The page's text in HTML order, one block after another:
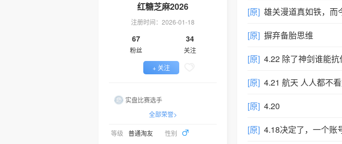
红糖芝麻2026
注册时间：2026-01-18
67
粉丝
34
关注
+ 关注
实盘比赛选手
全部荣誉>
等级 普通淘友
性别
[原] 雄关漫道真如铁，而今迈
[原] 摒弃备胎思维
[原] 4.22 除了神剑谁能抗
[原] 4.21 航天 人人都不
[原] 4.20
[原] 4.18决定了，一个账